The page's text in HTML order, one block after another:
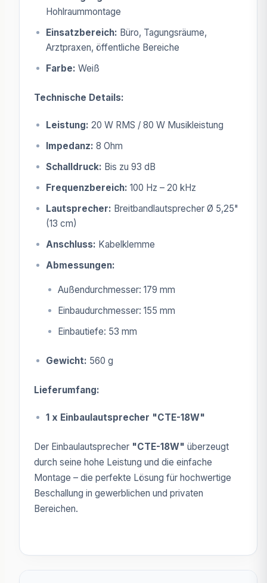
Hohlraummontage
Einsatzbereich: Büro, Tagungsräume,
Arztpraxen, öffentliche Bereiche
Farbe: Weiß
Technische Details:
Leistung: 20 W RMS / 80 W Musikleistung
Impedanz: 8 Ohm
Schalldruck: Bis zu 93 dB
Frequenzbereich: 100 Hz – 20 kHz
Lautsprecher: Breitbandlautsprecher Ø 5,25"
(13 cm)
Anschluss: Kabelklemme
Abmessungen:
Außendurchmesser: 179 mm
Einbaudurchmesser: 155 mm
Einbautiefe: 53 mm
Gewicht: 560 g
Lieferumfang:
1 x Einbaulautsprecher "CTE-18W"
Der Einbaulautsprecher "CTE-18W" überzeugt
durch seine hohe Leistung und die einfache
Montage – die perfekte Lösung für hochwertige
Beschallung in gewerblichen und privaten
Bereichen.